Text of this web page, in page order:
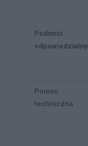
Podmiot
odpowiedzialny
Pomoc
techniczna